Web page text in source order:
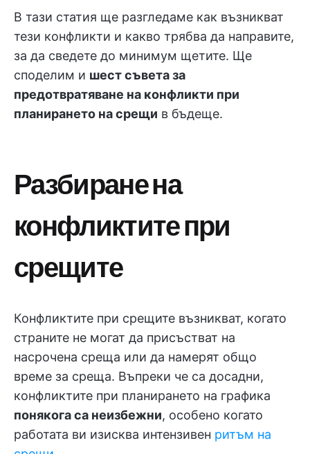
В тази статия ще разгледаме как възникват
тези конфликти и какво трябва да направите,
за да сведете до минимум щетите. Ще
споделим и шест съвета за
предотвратяване на конфликти при
планирането на срещи в бъдеще.
Разбиране на
конфликтите при
срещите
Конфликтите при срещите възникват, когато
страните не могат да присъстват на
насрочена среща или да намерят общо
време за среща. Въпреки че са досадни,
конфликтите при планирането на графика
понякога са неизбежни, особено когато
работата ви изисква интензивен ритъм на